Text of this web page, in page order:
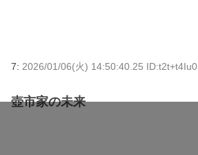
7: 2026/01/06(火) 14:50:40.25 ID:t2t+t4Iu0
壺市家の未来